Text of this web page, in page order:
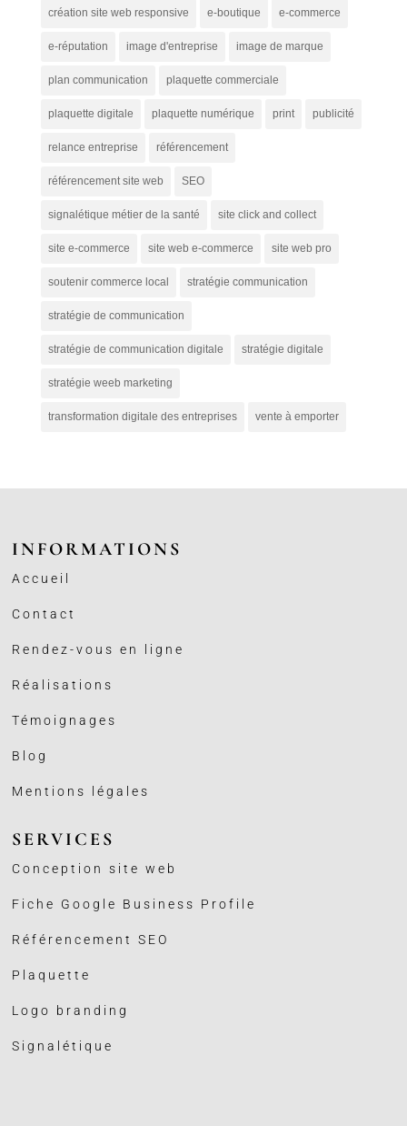
création site web responsive e-boutique e-commerce
e-réputation image d'entreprise image de marque
plan communication plaquette commerciale
plaquette digitale plaquette numérique print publicité
relance entreprise référencement
référencement site web SEO
signalétique métier de la santé site click and collect
site e-commerce site web e-commerce site web pro
soutenir commerce local stratégie communication
stratégie de communication
stratégie de communication digitale stratégie digitale
stratégie weeb marketing
transformation digitale des entreprises vente à emporter
INFORMATIONS
Accueil
Contact
Rendez-vous en ligne
Réalisations
Témoignages
Blog
Mentions légales
SERVICES
Conception site web
Fiche Google Business Profile
Référencement SEO
Plaquette
Logo branding
Signalétique